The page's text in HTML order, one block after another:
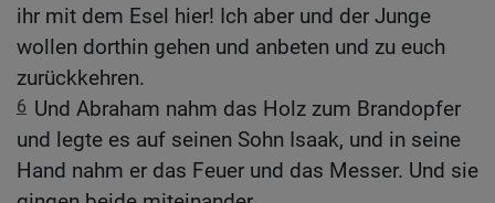
ihr mit dem Esel hier! Ich aber und der Junge
wollen dorthin gehen und anbeten und zu euch
zurückkehren.
6 Und Abraham nahm das Holz zum Brandopfer
und legte es auf seinen Sohn Isaak, und in seine
Hand nahm er das Feuer und das Messer. Und sie